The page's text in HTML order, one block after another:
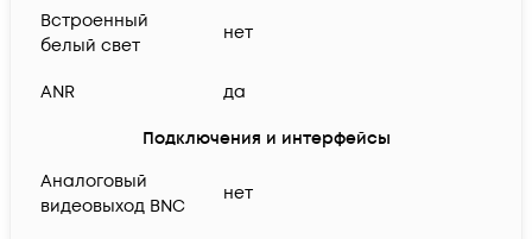
Встроенный
белый свет
нет
ANR да
Подключения и интерфейсы
Аналоговый
видеовыход BNC
нет